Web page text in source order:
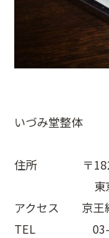
いづみ堂整体
住所 〒182-
東京都調
アクセス 京王
TEL 03-